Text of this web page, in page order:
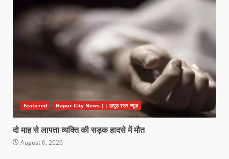
Featured Hapur City News || हापुड़ शहर न्यूज़
दो माह से लापता व्यक्ति की सड़क हादसे में मौत
August 6, 2026